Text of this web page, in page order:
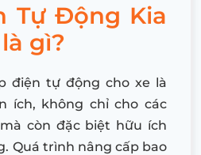
Tự Động Kia
gì?
điện tự động cho xe là
ích, không chỉ cho các
còn đặc biệt hữu ích
Quá trình nâng cấp bao